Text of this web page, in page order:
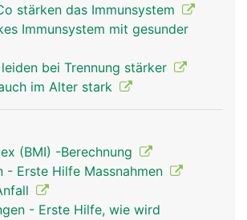
stärken das Immunsystem
Immunsystem mit gesunder
bei Trennung stärker
im Alter stark
(BMI) -Berechnung
- Erste Hilfe Massnahmen
- Erste Hilfe, wie wird